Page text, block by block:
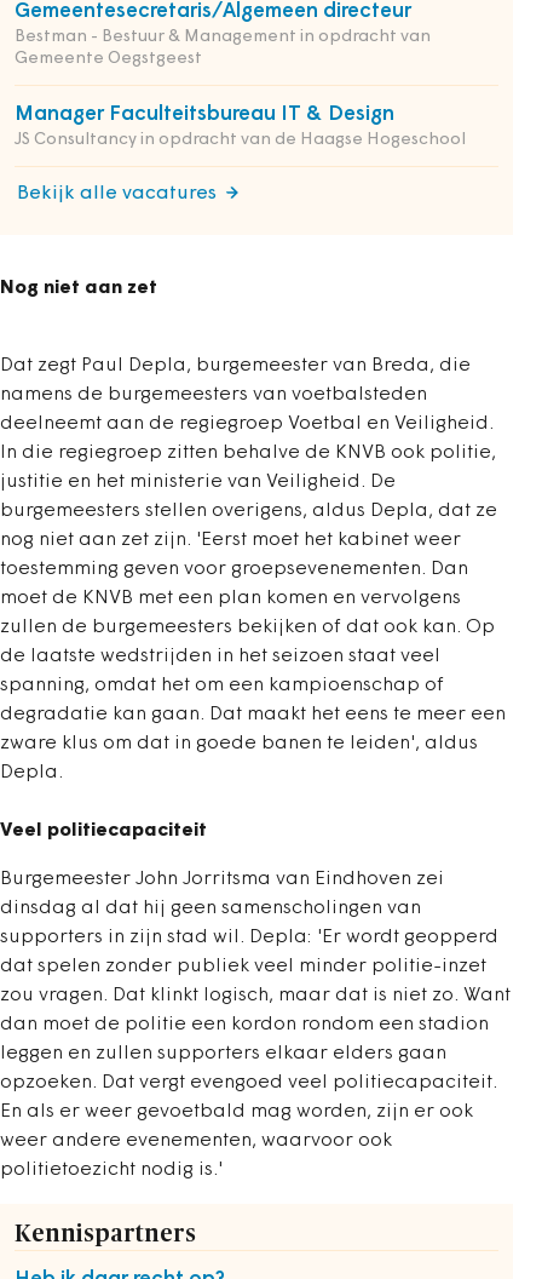
Gemeentesecretaris/Algemeen directeur
Bestman - Bestuur & Management in opdracht van
Gemeente Oegstgeest
Manager Faculteitsbureau IT & Design
JS Consultancy in opdracht van de Haagse Hogeschool
Bekijk alle vacatures
Nog niet aan zet
Dat zegt Paul Depla, burgemeester van Breda, die
namens de burgemeesters van voetbalsteden
deelneemt aan de regiegroep Voetbal en Veiligheid.
In die regiegroep zitten behalve de KNVB ook politie,
justitie en het ministerie van Veiligheid. De
burgemeesters stellen overigens, aldus Depla, dat ze
nog niet aan zet zijn. 'Eerst moet het kabinet weer
toestemming geven voor groepsevenementen. Dan
moet de KNVB met een plan komen en vervolgens
zullen de burgemeesters bekijken of dat ook kan. Op
de laatste wedstrijden in het seizoen staat veel
spanning, omdat het om een kampioenschap of
degradatie kan gaan. Dat maakt het eens te meer een
zware klus om dat in goede banen te leiden', aldus
Depla.
Veel politiecapaciteit
Burgemeester John Jorritsma van Eindhoven zei
dinsdag al dat hij geen samenscholingen van
supporters in zijn stad wil. Depla: 'Er wordt geopperd
dat spelen zonder publiek veel minder politie-inzet
zou vragen. Dat klinkt logisch, maar dat is niet zo. Want
dan moet de politie een kordon rondom een stadion
leggen en zullen supporters elkaar elders gaan
opzoeken. Dat vergt evengoed veel politiecapaciteit.
En als er weer gevoetbald mag worden, zijn er ook
weer andere evenementen, waarvoor ook
politietoezicht nodig is.'
Kennispartners